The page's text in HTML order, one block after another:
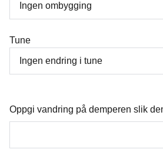
Tune
Oppgi vandring på demperen slik